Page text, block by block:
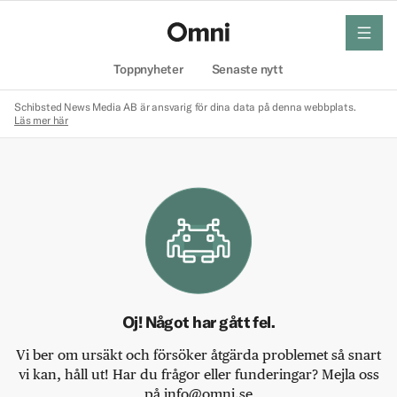
Toppnyheter Senaste nytt
meny
Schibsted News Media AB är ansvarig för dina data på denna webbplats.
Läs mer här
Oj! Något har gått fel.
Vi ber om ursäkt och försöker åtgärda problemet så snart
vi kan, håll ut! Har du frågor eller funderingar? Mejla oss